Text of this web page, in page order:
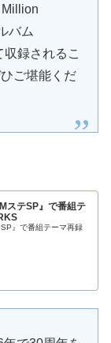
バム
収録されるこ
ご堪能くだ
ステSP』で番組テ
』で番組テーマ再録